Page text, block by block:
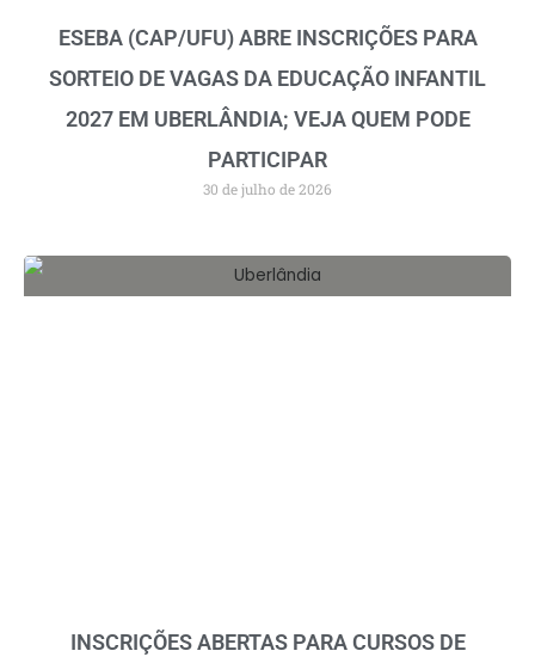
ESEBA (CAP/UFU) ABRE INSCRIÇÕES PARA
SORTEIO DE VAGAS DA EDUCAÇÃO INFANTIL
2027 EM UBERLÂNDIA; VEJA QUEM PODE
PARTICIPAR
30 de julho de 2026
INSCRIÇÕES ABERTAS PARA CURSOS DE